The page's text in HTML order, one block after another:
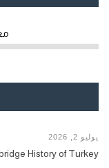
يوليو 2, 2026
History of Turkey